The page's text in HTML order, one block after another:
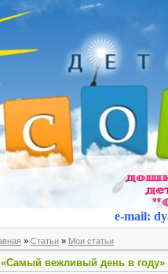
e-mail:
» Статьи » Мои статьи
«Самый вежливый день в году»